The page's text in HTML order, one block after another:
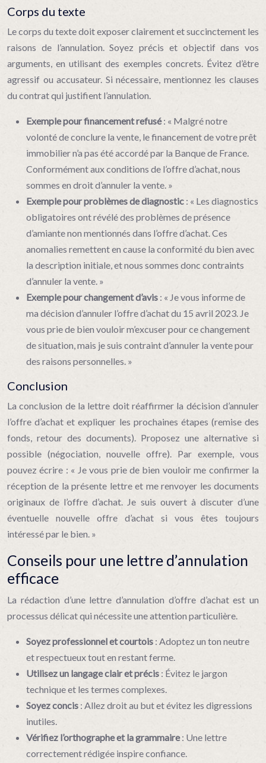
Corps du texte
Le corps du texte doit exposer clairement et succinctement les
raisons de l’annulation. Soyez précis et objectif dans vos
arguments, en utilisant des exemples concrets. Évitez d’être
agressif ou accusateur. Si nécessaire, mentionnez les clauses
du contrat qui justifient l’annulation.
Exemple pour financement refusé: « Malgré notre
volonté de conclure la vente, le financement de votre prêt
immobilier n’a pas été accordé par la Banque de France.
Conformément aux conditions de l’offre d’achat, nous
sommes en droit d’annuler la vente. »
Exemple pour problèmes de diagnostic : « Les diagnostics
obligatoires ont révélé des problèmes de présence
d’amiante non mentionnés dans l’offre d’achat. Ces
anomalies remettent en cause la conformité du bien avec
la description initiale, et nous sommes donc contraints
d’annuler la vente. »
Exemple pour changement d’avis : « Je vous informe de
ma décision d’annuler l’offre d’achat du 15 avril 2023. Je
vous prie de bien vouloir m’excuser pour ce changement
de situation, mais je suis contraint d’annuler la vente pour
des raisons personnelles. »
Conclusion
La conclusion de la lettre doit réaffirmer la décision d’annuler
l’offre d’achat et expliquer les prochaines étapes (remise des
fonds, retour des documents). Proposez une alternative si
possible (négociation, nouvelle offre). Par exemple, vous
pouvez écrire : « Je vous prie de bien vouloir me confirmer la
réception de la présente lettre et me renvoyer les documents
originaux de l’offre d’achat. Je suis ouvert à discuter d’une
éventuelle nouvelle offre d’achat si vous êtes toujours
intéressé par le bien. »
Conseils pour une lettre d’annulation
efficace
La rédaction d’une lettre d’annulation d’offre d’achat est un
processus délicat qui nécessite une attention particulière.
Soyez professionnel et courtois : Adoptez un ton neutre
et respectueux tout en restant ferme.
Utilisez un langage clair et précis : Évitez le jargon
technique et les termes complexes.
Soyez concis : Allez droit au but et évitez les digressions
inutiles.
Vérifiez l’orthographe et la grammaire: Une lettre
correctement rédigée inspire confiance.